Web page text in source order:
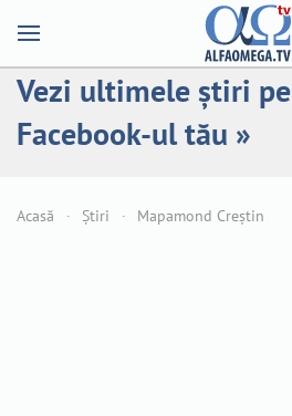
Vezi ultimele știri pe
Facebook-ul tău »
Acasă Știri Mapamond Creștin